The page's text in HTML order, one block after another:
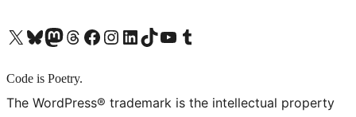
X (旧 Twitter) アカウントへBluesky アカウントへMastodon アカウントへThreads アカウントへ Facebook ページへInstagram アカウントへ LinkedIn アカウントへTikTok アカウントへYouTube チャンネルへ Tumblr アカウントへ
Code is Poetry.
The WordPress® trademark is the intellectual property